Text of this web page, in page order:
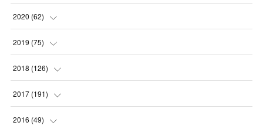
(2
(3
(3
(11 )
(8
(1)
(5
(7
(5)
(3)
2020 (62)
(6
(9)
(7)
(4
2019 (75)
(1)
(2)
(6
2018 (126)
(6)
(12 )
2017 (191)
(12 )
2016 (49)